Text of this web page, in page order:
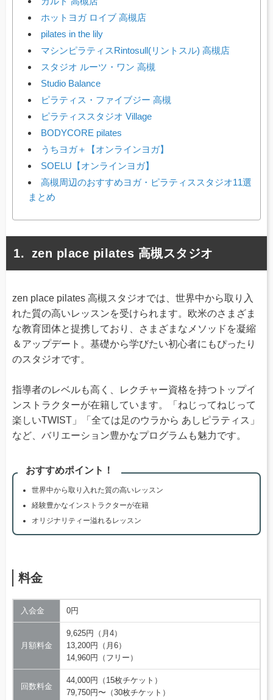
ホットヨガ ロイブ 高槻店
pilates in the lily
マシンピラティスRintosull(リントスル) 高槻店
スタジオ ルーツ・ワン 高槻
Studio Balance
ピラティス・ファイブジー 高槻
ピラティススタジオ Village
BODYCORE pilates
うちヨガ＋【オンラインヨガ】
SOELU【オンラインヨガ】
高槻周辺のおすすめヨガ・ピラティススタジオ11選
まとめ
zen place pilates 高槻スタジオ
zen place pilates 高槻スタジオでは、世界中から取り入
れた質の高いレッスンを受けられます。欧米のさまざま
な教育団体と提携しており、さまざまなメソッドを凝縮
＆アップデート。基礎から学びたい初心者にもぴったり
のスタジオです。
指導者のレベルも高く、レクチャー資格を持つトップイ
ンストラクターが在籍しています。「ねじってねじって
楽しいTWIST」「全ては足のウラから あしピラティス」
など、バリエーション豊かなプログラムも魅力です。
おすすめポイント！
世界中から取り入れた質の高いレッスン
経験豊かなインストラクターが在籍
オリジナリティー溢れるレッスン
料金
入会金 0円
月額料金
9,625円（月4）
13,200円（月6）
14,960円（フリー）
回数料金
44,000円（15枚チケット）
79,750円〜（30枚チケット）